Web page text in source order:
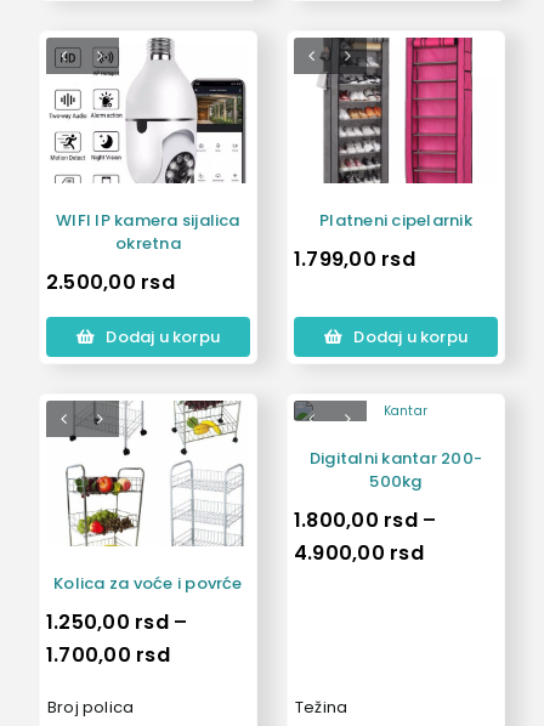
WIFI IP kamera sijalica
okretna
2.500,00 rsd
Dodaj u korpu
Platneni cipelarnik
1.799,00 rsd
Dodaj u korpu
Kolica za voće i povrće
1.250,00 rsd –
1.700,00 rsdRaspon
Broj polica
Digitalni kantar 200-
500kg
1.800,00 rsd –
4.900,00 rsdRaspon
Težina